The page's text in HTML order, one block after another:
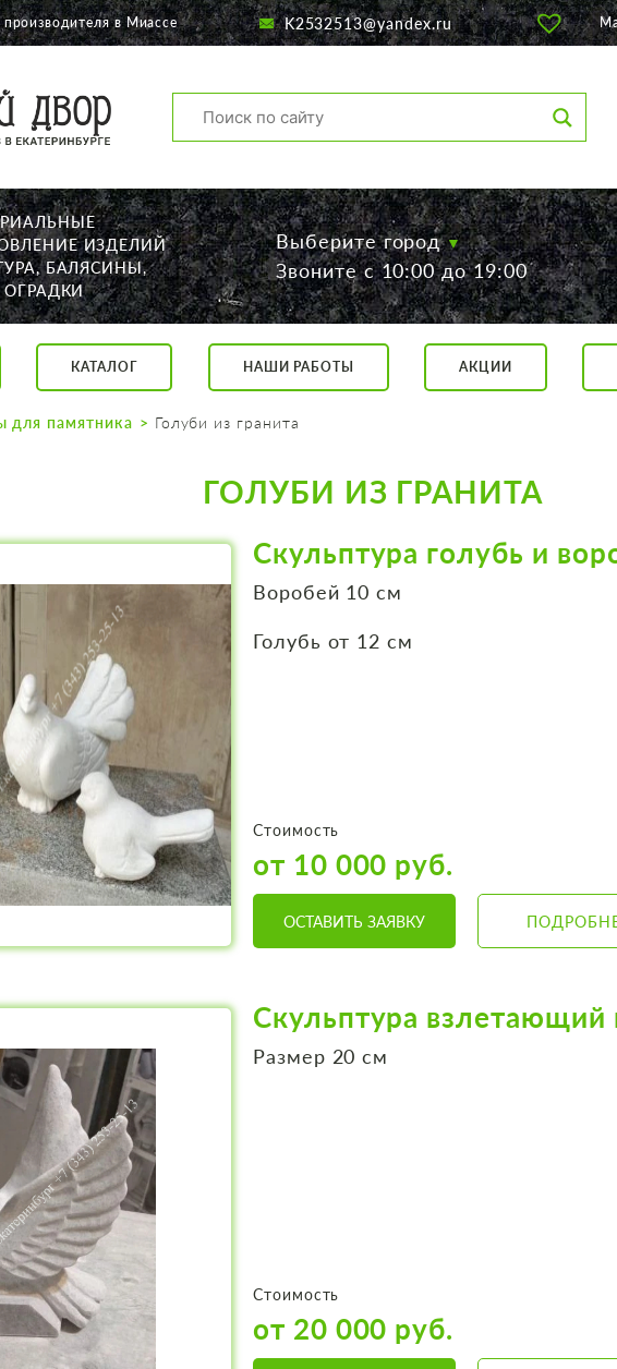
Щорса, 56
с 11:00 до 17:00
в Миассе K2532513@yandex.ru
ИЗДЕЛИЙ
БАЛЯСИНЫ,
Выберите город
Звоните с 10:00 до 19:00
КАТАЛОГ НАШИ РАБОТЫ АКЦИИ
для памятника Голуби из гранита
ГОЛУБИ ИЗ ГРАНИТА
Скульптура голубь и
Воробей 10 см
Голубь от 12 см
Стоимость
от 10 000 руб.
ОСТАВИТЬ ЗАЯВКУ
Скульптура взлетающий
Размер 20 см
Стоимость
от 20 000 руб.